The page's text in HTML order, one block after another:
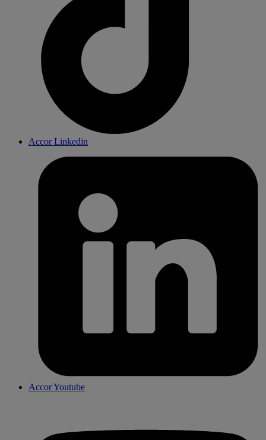
Accor Linkedin
Accor Youtube